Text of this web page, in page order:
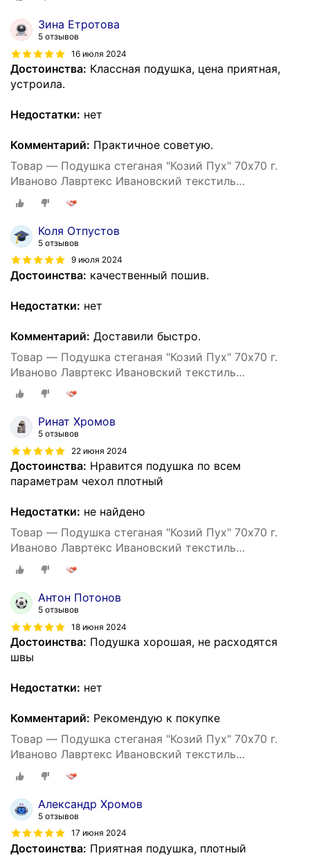
Зина Етротова
5 отзывов
16 июля 2024
Достоинства: Классная подушка, цена приятная,
устроила.
Недостатки: нет
Комментарий: Практичное советую.
Товар — Подушка стеганая "Козий Пух" 70х70 г.
Иваново Лавртекс Ивановский текстиль
(микрофайбер) ультра-степ
Коля Отпустов
5 отзывов
9 июля 2024
Достоинства: качественный пошив.
Недостатки: нет
Комментарий: Доставили быстро.
Товар — Подушка стеганая "Козий Пух" 70х70 г.
Иваново Лавртекс Ивановский текстиль
(микрофайбер) ультра-степ
Ринат Хромов
5 отзывов
22 июня 2024
Достоинства: Нравится подушка по всем
параметрам чехол плотный
Недостатки: не найдено
Товар — Подушка стеганая "Козий Пух" 70х70 г.
Иваново Лавртекс Ивановский текстиль
(микрофайбер) ультра-степ
Антон Потонов
5 отзывов
18 июня 2024
Достоинства: Подушка хорошая, не расходятся
швы
Недостатки: нет
Комментарий: Рекомендую к покупке
Товар — Подушка стеганая "Козий Пух" 70х70 г.
Иваново Лавртекс Ивановский текстиль
(микрофайбер) ультра-степ
Александр Хромов
5 отзывов
17 июня 2024
Достоинства: Приятная подушка, плотный